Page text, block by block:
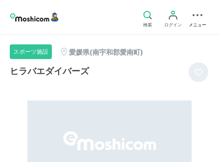
検索 ログイン メニュー
スポーツ施設 愛媛県(南宇和郡愛南町)
ヒラバエダイバーズ